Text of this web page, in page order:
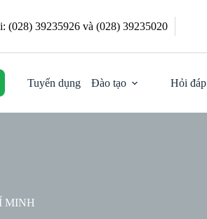
(028) 39235926 và (028) 39235020
Tuyển dụng Đào tạo Hỏi đáp
MINH